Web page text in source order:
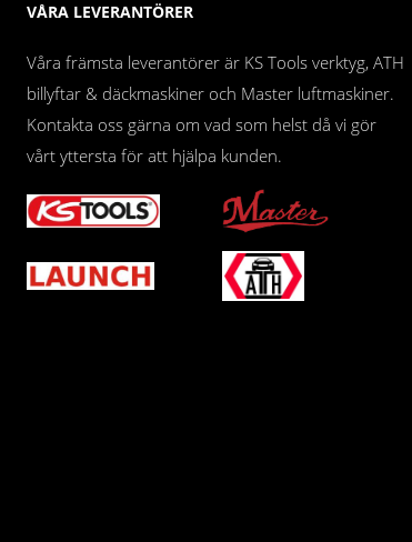
VÅRA LEVERANTÖRER
Våra främsta leverantörer är KS Tools verktyg, ATH
billyftar & däckmaskiner och Master luftmaskiner.
Kontakta oss gärna om vad som helst då vi gör
vårt yttersta för att hjälpa kunden.